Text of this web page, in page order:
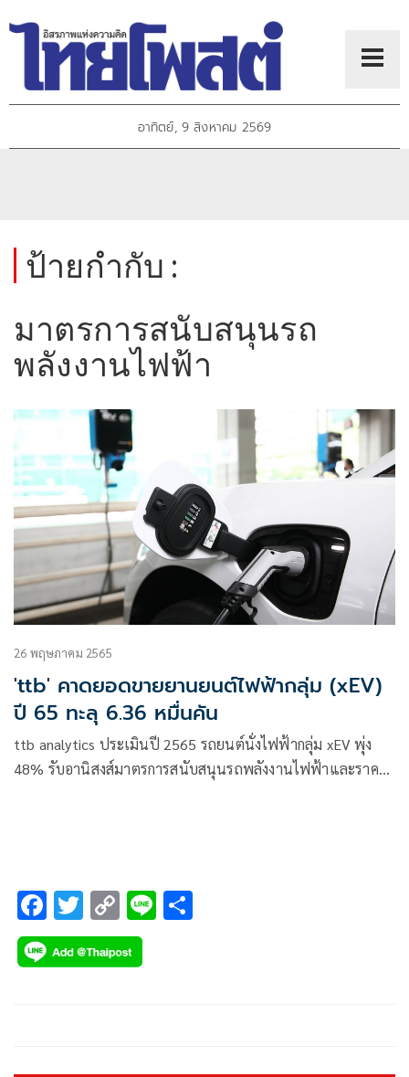
อาทิตย์, 9 สิงหาคม 2569
ป้ายกำกับ :
มาตรการสนับสนุนรถ
พลังงานไฟฟ้า
26 พฤษภาคม 2565
'ttb' คาดยอดขายยานยนต์ไฟฟ้ากลุ่ม (xEV)
ปี 65 ทะลุ 6.36 หมื่นคัน
ttb analytics ประเมินปี 2565 รถยนต์นั่งไฟฟ้ากลุ่ม xEV พุ่ง
48% รับอานิสงส์มาตรการสนับสนุนรถพลังงานไฟฟ้าและราคา
F
ac
e
T
wi
tt
C
o
p
Li